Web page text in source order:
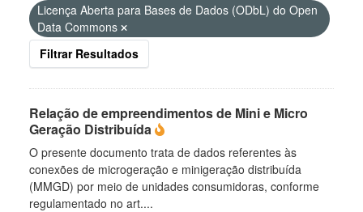
Licença Aberta para Bases de Dados (ODbL) do Open
Data Commons
Filtrar Resultados
Relação de empreendimentos de Mini e Micro
Geração Distribuída
O presente documento trata de dados referentes às
conexões de microgeração e minigeração distribuída
(MMGD) por meio de unidades consumidoras, conforme
regulamentado no art....